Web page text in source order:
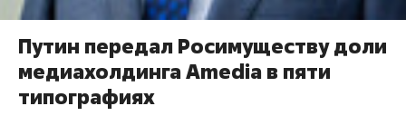
Путин передал Росимуществу доли
медиахолдинга Amedia в пяти
типографиях